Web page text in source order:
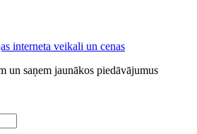
un saņem jaunākos piedāvājumus